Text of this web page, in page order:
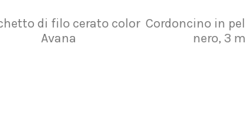
di filo cerato color
Avana
Cordoncino in
nero, 3